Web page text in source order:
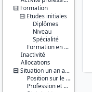
Formation
Etudes initiales
Diplômes
Niveau
Spécialité
Formation en cours
Inactivité
Allocations
Situation un an auparavant
Position sur le marché du travail
Profession et employeur principaux
Emploi /
Enquête
Emploi en
continu
(EE / EEC)
Couverture
géographique :
France
métropolitaine